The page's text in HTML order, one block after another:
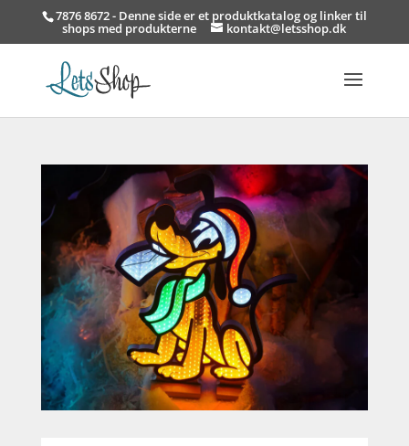
7876 8672 - Denne side er et produktkatalog og linker til
shops med produkterne kontakt@letsshop.dk